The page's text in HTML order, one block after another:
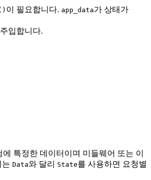
이 필요합니다. app_data가 상태가
입합니다.
특정한 데이터이며 미들웨어 또는 이
는 Data와 달리 State를 사용하면 요청별